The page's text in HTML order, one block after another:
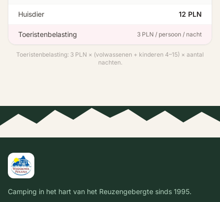
Huisdier 12 PLN
Toeristenbelasting 3 PLN / persoon / nacht
Toeristenbelasting: 3 PLN × (volwassenen + kinderen 4–15) × aantal
nachten.
Camping in het hart van het Reuzengebergte sinds 1995.